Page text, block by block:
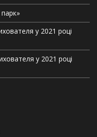
у 2021 році
у 2021 році